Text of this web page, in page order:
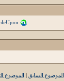
الموضوع السابق | الموضوع